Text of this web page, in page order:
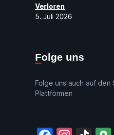
Verloren
5. Juli 2026
Folge uns
Folge uns auch auf den
Plattformen